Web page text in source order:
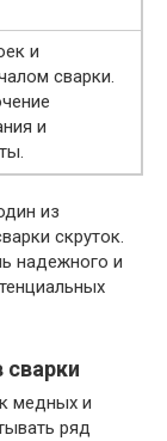
и
сварки.
и
из
скруток.
надежного и
медных и
ряд